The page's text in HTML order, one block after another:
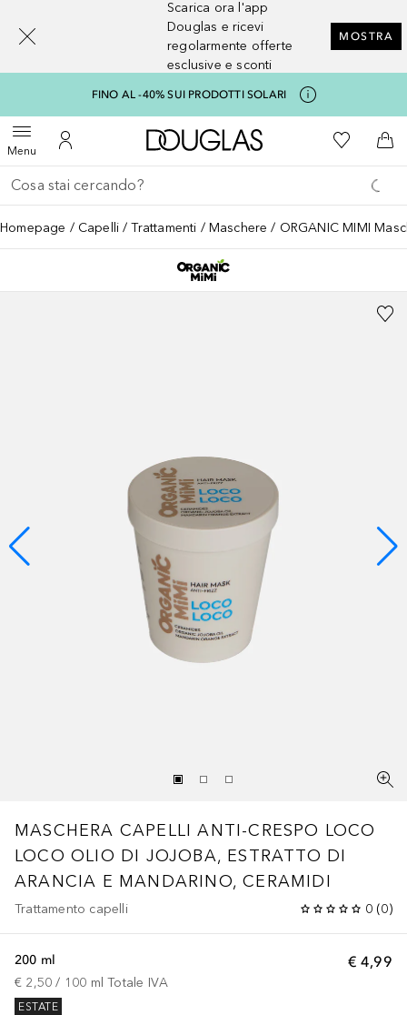
Scarica ora l'app
Douglas e ricevi
regolarmente offerte
esclusive e sconti
MOSTRA
FINO AL -40% SUI PRODOTTI SOLARI
MenuApri menuAl Mio Account
A Douglas HomeAlla Mia
Al
Torna indietro
Esegui ricerca
Homepage Capelli Trattamenti Maschere ORGANIC MIMI
MASCHERA CAPELLI ANTI-CRESPO LOCO
LOCO OLIO DI JOJOBA, ESTRATTO DI
ARANCIA E MANDARINO, CERAMIDI
Trattamento capelli 0 (0)
€ 4,99
200 ml
€ 2,50 / 100 ml Totale IVA
ESTATE
[navigation.slideout.screenreader]